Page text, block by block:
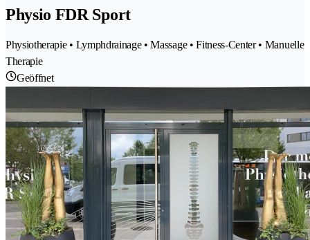
Physio FDR Sport
Physiotherapie • Lymphdrainage • Massage • Fitness-Center • Manuelle
Therapie
Geöffnet